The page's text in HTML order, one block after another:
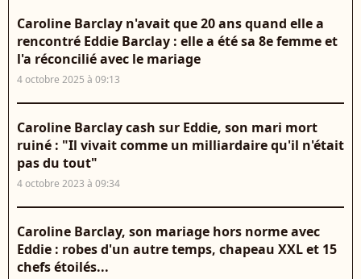
Caroline Barclay n'avait que 20 ans quand elle a
rencontré Eddie Barclay : elle a été sa 8e femme et
l'a réconcilié avec le mariage
4 octobre 2025 à 09:13
Caroline Barclay cash sur Eddie, son mari mort
ruiné : "Il vivait comme un milliardaire qu'il n'était
pas du tout"
4 octobre 2023 à 09:34
Caroline Barclay, son mariage hors norme avec
Eddie : robes d'un autre temps, chapeau XXL et 15
chefs étoilés...